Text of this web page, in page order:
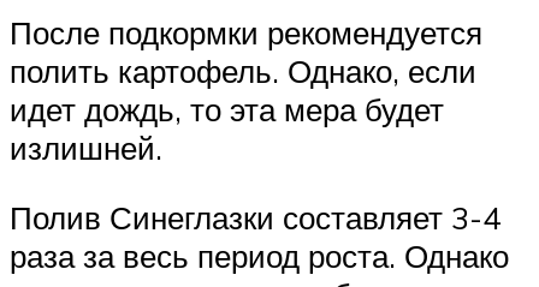
После подкормки рекомендуется
полить картофель. Однако, если
идет дождь, то эта мера будет
излишней.
Полив Синеглазки составляет 3-4
раза за весь период роста. Однако